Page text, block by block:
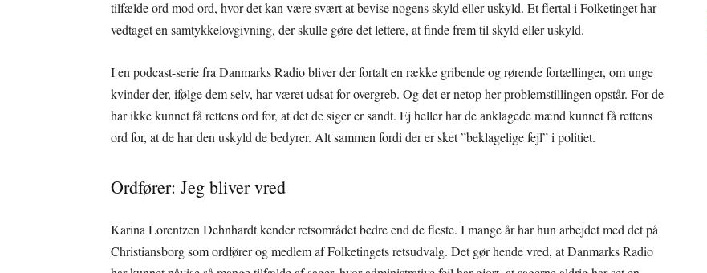
tilfælde ord mod ord, hvor det kan være svært at bevise nogens skyld eller uskyld. Et flertal i Folketinget har
vedtaget en samtykkelovgivning, der skulle gøre det lettere, at finde frem til skyld eller uskyld.
I en podcast-serie fra Danmarks Radio bliver der fortalt en række gribende og rørende fortællinger, om unge
kvinder der, ifølge dem selv, har været udsat for overgreb. Og det er netop her problemstillingen opstår. For de
har ikke kunnet få rettens ord for, at det de siger er sandt. Ej heller har de anklagede mænd kunnet få rettens
ord for, at de har den uskyld de bedyrer. Alt sammen fordi der er sket ”beklagelige fejl” i politiet.
Ordfører: Jeg bliver vred
Karina Lorentzen Dehnhardt kender retsområdet bedre end de fleste. I mange år har hun arbejdet med det på
Christiansborg som ordfører og medlem af Folketingets retsudvalg. Det gør hende vred, at Danmarks Radio